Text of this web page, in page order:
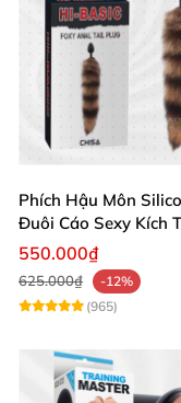
Phích Hậu Môn
Đuôi Cáo Sexy Kích
Đỉnh Cao
550.000₫
625.000₫
-12%
(965)